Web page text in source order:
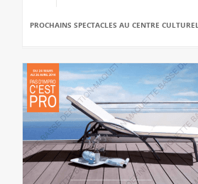
PROCHAINS SPECTACLES AU CENTRE